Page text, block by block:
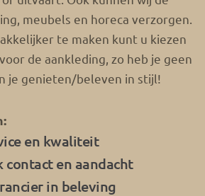
meubels en horeca verzorgen.
te maken kunt u kiezen
de aankleding, zo heb je geen
je genieten/beleven in stijl!
en kwaliteit
contact en aandacht
in beleving